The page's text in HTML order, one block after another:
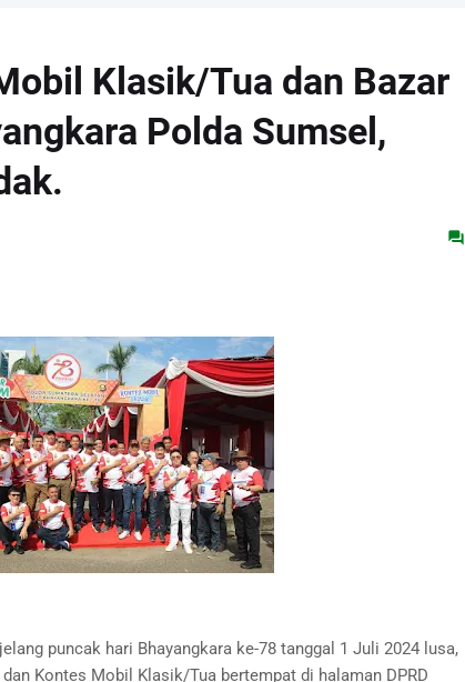
Klasik/Tua dan Bazar
Polda Sumsel,
puncak hari Bhayangkara ke-78 tanggal 1 Juli 2024 lusa,
Kontes Mobil Klasik/Tua bertempat di halaman DPRD